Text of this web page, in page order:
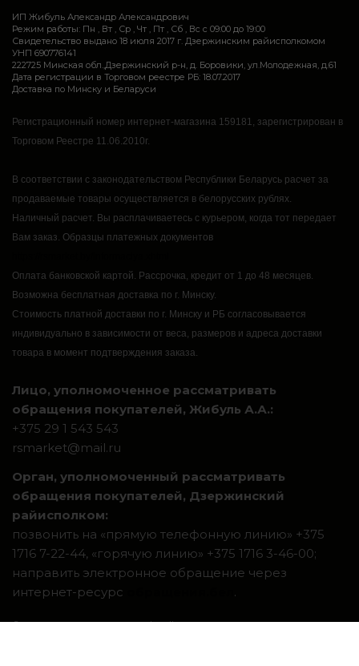
ИП Жибуль Александр Александрович
Режим работы: Пн , Вт , Ср , Чт , Пт , Сб , Вс c 09:00 до 19:00
Свидетельство выдано 18 июля 2017 г. Дзержинским райисполкомом
УНП 690776141
222725 Минская обл.,Дзержинский р-н, д. Боровики, ул.Молодежная, д.61
Дата регистрации в Торговом реестре РБ: 18.07.2017
Доставка по Минску и Беларуси
Регистрационный номер интернет-магазина 159181, зарегистрирован в
Торговом Реестре 11.06.2010г.
В соответствии с законодательством Республики Беларусь расчет за
продаваемые товары осуществляется в белорусских рублях.
Наличный расчет. Вы расплачиваетесь с курьером, когда тот передает
Вам заказ. Образцы платежных документов
Оплата банковской картой. Рассрочка, кредит от 1 до 48 месяцев.
Возможна бесплатная доставка по г. Минску.
Стоимость платной доставки по г. Минску и РБ согласовывается
индивидуально в зависимости от веса, размеров и адреса доставки
товара в момент подтверждения заказа.
Лицо, уполномоченное рассматривать
обращения покупателей, Жибуль А.А.:
+375 29 1 543 543
rsmarket@mail.ru
Орган, уполномоченный рассматривать
обращения покупателей, Дзержинский
райисполком:
позвонить на «прямую телефонную линию» +375
1716 7-22-44, «горячую линию» +375 1716 3-46-00;
направить электронное обращение через
интернет-ресурс
.
Система интернет-магазинов beseller